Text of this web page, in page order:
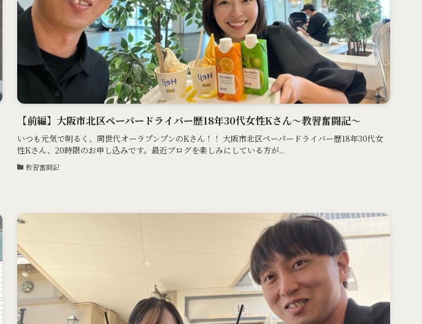
【前編】大阪市北区ペーパードライバー歴18年30代女性Kさん〜教習奮闘記〜
いつも元気で明るく、同世代オーラプンプンのKさん！！ 大阪市北区ペーパードライバー歴18年30代女
性Kさん、20時限のお申し込みです。最近ブログを楽しみにしている方が...
教習奮闘記